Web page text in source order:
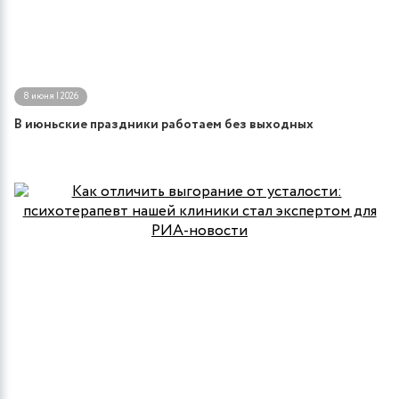
8 июня | 2026
В июньские праздники работаем без выходных